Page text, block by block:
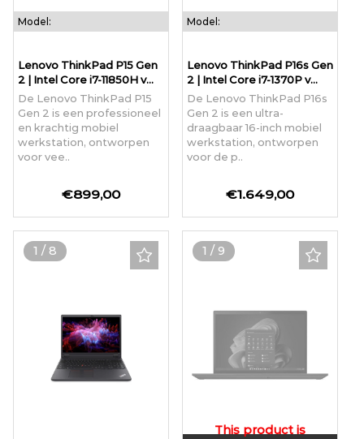
Model:
Lenovo ThinkPad P15 Gen
2 | Intel Core i7-11850H v...
De Lenovo ThinkPad P15
Gen 2 is een professioneel
en krachtig mobiel
werkstation, ontworpen
voor vee..
€899,00
Model:
Lenovo ThinkPad P16s Gen
2 | Intel Core i7-1370P v...
De Lenovo ThinkPad P16s
Gen 2 is een ultra-
draagbaar 16-inch mobiel
werkstation, ontworpen
voor de p..
€1.649,00
1 / 8 1 / 9